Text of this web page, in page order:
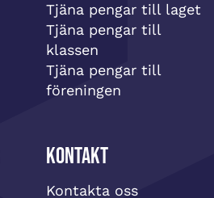
Tjäna pengar till laget
Tjäna pengar till
klassen
Tjäna pengar till
föreningen
Kontakt
Kontakta oss